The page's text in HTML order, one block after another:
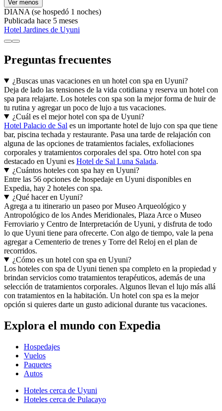
Ver menos
DIANA (se hospedó 1 noches)
Publicada hace 5 meses
Hotel Jardines de Uyuni
Preguntas frecuentes
¿Buscas unas vacaciones en un hotel con spa en Uyuni?
Deja de lado las tensiones de la vida cotidiana y reserva un hotel con
spa para relajarte. Los hoteles con spa son la mejor forma de huir de
tu rutina y agregar un poco de lujo a tus vacaciones.
¿Cuál es el mejor hotel con spa de Uyuni?
Hotel Palacio de Sal es un importante hotel de lujo con spa que tiene
bar, piscina techada y restaurante. Pasa una tarde de relajación con
alguna de las opciones de tratamientos faciales, exfoliaciones
corporales y tratamientos corporales del spa. Otro hotel con spa
destacado en Uyuni es Hotel de Sal Luna Salada.
¿Cuántos hoteles con spa hay en Uyuni?
Entre las 56 opciones de hospedaje en Uyuni disponibles en
Expedia, hay 2 hoteles con spa.
¿Qué hacer en Uyuni?
Agrega a tu itinerario un paseo por Museo Arqueológico y
Antropológico de los Andes Meridionales, Plaza Arce o Museo
Ferroviario y Centro de Interpretación de Uyuni, y disfruta de todo
lo que Uyuni tiene para ofrecerte. Con algo de tiempo, vale la pena
agregar a Cementerio de trenes y Torre del Reloj en el plan de
recorridos.
¿Cómo es un hotel con spa en Uyuni?
Los hoteles con spa de Uyuni tienen spa completo en la propiedad y
brindan servicios como tratamientos terapéuticos, además de una
selección de tratamientos corporales. Algunos llevan el lujo más allá
con tratamientos en la habitación. Un hotel con spa es la mejor
opción si quieres darte un gusto adicional durante tus vacaciones.
Explora el mundo con Expedia
Hospedajes
Vuelos
Paquetes
Autos
Hoteles cerca de Uyuni
Hoteles cerca de Pulacayo